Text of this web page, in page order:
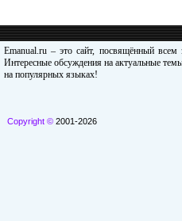
Emanual.ru – это сайт, посвящённый
Интересные обсуждения на актуальные
на популярных языках!
Copyright © 2001-2026